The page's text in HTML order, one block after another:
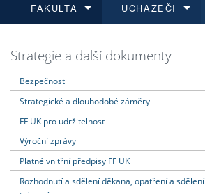
FAKULTA
Dozvědět se více
UCHAZEČI
Podat přihlášku
Dozvědět se více
Dozvědět se více
Dozvědět se více
Strategie a další dokumenty
Bezpečnost
Strategické a dlouhodobé záměry
FF UK pro udržitelnost
Výroční zprávy
Platné vnitřní předpisy FF UK
Rozhodnutí a sdělení děkana, opatření a sdělení